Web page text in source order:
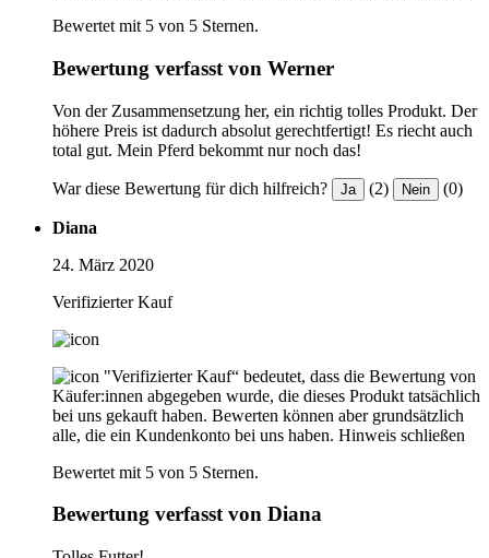
Bewertet mit 5 von 5 Sternen.
Bewertung verfasst von Werner
Von der Zusammensetzung her, ein richtig tolles Produkt. Der
höhere Preis ist dadurch absolut gerechtfertigt! Es riecht auch
total gut. Mein Pferd bekommt nur noch das!
War diese Bewertung für dich hilfreich? Ja (2) Nein (0)
Diana
24. März 2020
Verifizierter Kauf
"Verifizierter Kauf“ bedeutet, dass die Bewertung von
Käufer:innen abgegeben wurde, die dieses Produkt tatsächlich
bei uns gekauft haben. Bewerten können aber grundsätzlich
alle, die ein Kundenkonto bei uns haben. Hinweis schließen
Bewertet mit 5 von 5 Sternen.
Bewertung verfasst von Diana